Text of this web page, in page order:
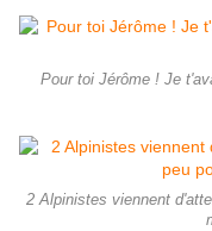
Pour toi Jérôme ! Je
2 Alpinistes viennent